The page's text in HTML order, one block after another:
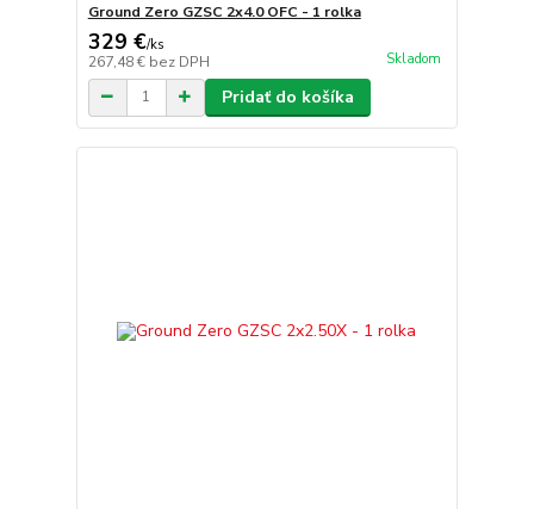
Ground Zero GZSC 2x4.0 OFC - 1 rolka
329 €/ks
267,48 € bez DPH Skladom
Pridať do košíka